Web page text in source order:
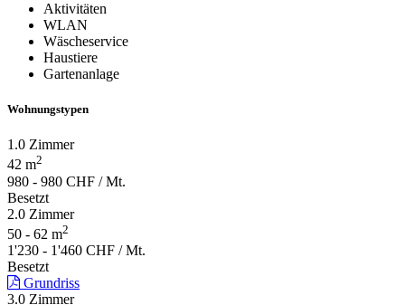
Aktivitäten
WLAN
Wäscheservice
Haustiere
Gartenanlage
Wohnungstypen
1.0 Zimmer
42 m2
980 - 980 CHF / Mt.
Besetzt
2.0 Zimmer
50 - 62 m2
1'230 - 1'460 CHF / Mt.
Besetzt
Grundriss
3.0 Zimmer